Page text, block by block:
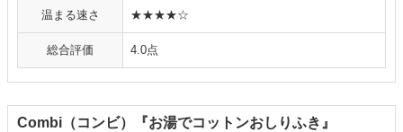
温まる速さ ★★★★☆
総合評価 4.0点
Combi（コンビ）『お湯でコットンおしりふき』